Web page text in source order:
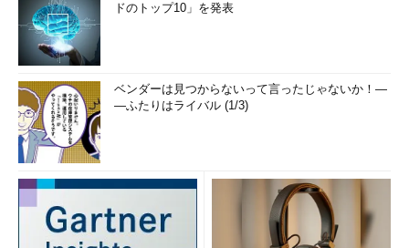
ドのトップ10」を発表
ベンダーは見つからないって言ったじゃないか！―
―ふたりはライバル (1/3)